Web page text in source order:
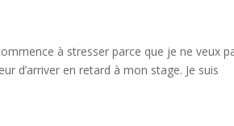
à stresser parce que je ne veux
d’arriver en retard à mon stage. Je suis